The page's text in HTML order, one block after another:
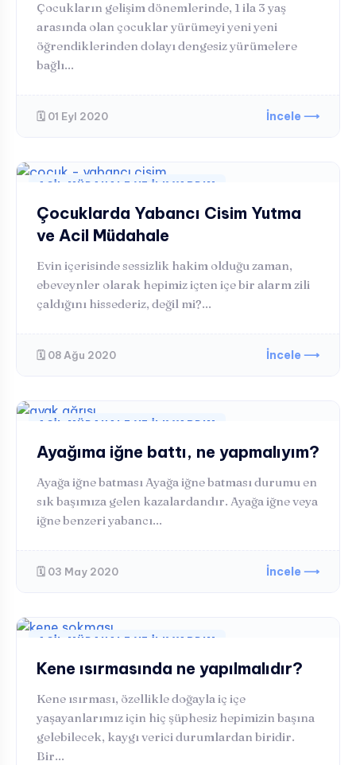
Çocukların gelişim dönemlerinde, 1 ila 3 yaş
arasında olan çocuklar yürümeyi yeni yeni
öğrendiklerinden dolayı dengesiz yürümelere
bağlı...
🗓️ 01 Eyl 2020 İncele ⟶
ACIL MÜDAHALE VE İLK YARDIM
Çocuklarda Yabancı Cisim Yutma
ve Acil Müdahale
Evin içerisinde sessizlik hakim olduğu zaman,
ebeveynler olarak hepimiz içten içe bir alarm zili
çaldığını hissederiz, değil mi?...
🗓️ 08 Ağu 2020 İncele ⟶
ACIL MÜDAHALE VE İLK YARDIM
Ayağıma iğne battı, ne yapmalıyım?
Ayağa iğne batması Ayağa iğne batması durumu en
sık başımıza gelen kazalardandır. Ayağa iğne veya
iğne benzeri yabancı...
🗓️ 03 May 2020 İncele ⟶
ACIL MÜDAHALE VE İLK YARDIM
Kene ısırmasında ne yapılmalıdır?
Kene ısırması, özellikle doğayla iç içe
yaşayanlarımız için hiç şüphesiz hepimizin başına
gelebilecek, kaygı verici durumlardan biridir.
Bir...